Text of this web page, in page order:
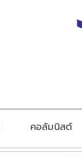
คอลัมนิสต์